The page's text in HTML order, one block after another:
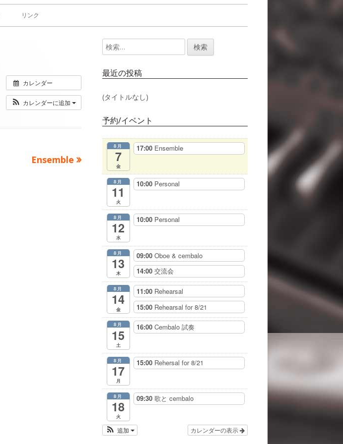
リンク
カレンダー
カレンダーに追加
次
Ensemble
メ
イ
ン
サ
イ
バ
検
索:
最近の投稿
(タイトルなし)
予約/イベント
8月
7
金
17:00 Ensemble
8月
11
火
10:00 Personal
8月
12
水
10:00 Personal
8月
13
木
09:00 Oboe & cembalo
14:00 交流会
8月
14
金
11:00 Rehearsal
15:00 Rehearsal for 8/21
8月
15
土
16:00 Cembalo 試奏
8月
17
月
15:00 Rehersal for 8/21
8月
18
火
09:30 歌と cembalo
カレンダーの表示
追加